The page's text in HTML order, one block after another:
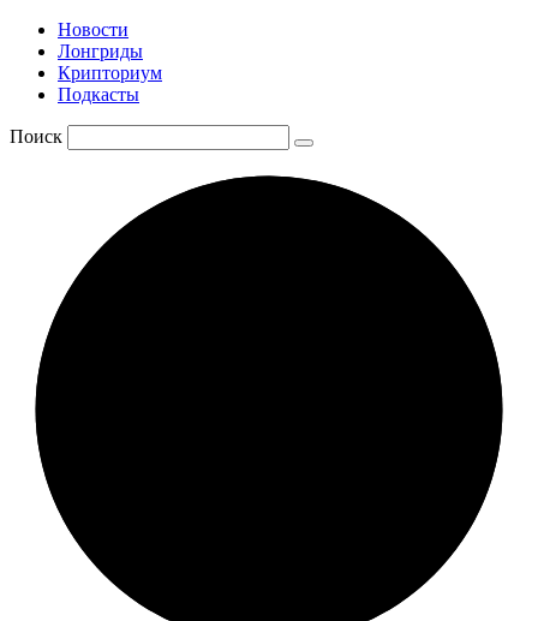
Новости
Лонгриды
Крипториум
Подкасты
Поиск